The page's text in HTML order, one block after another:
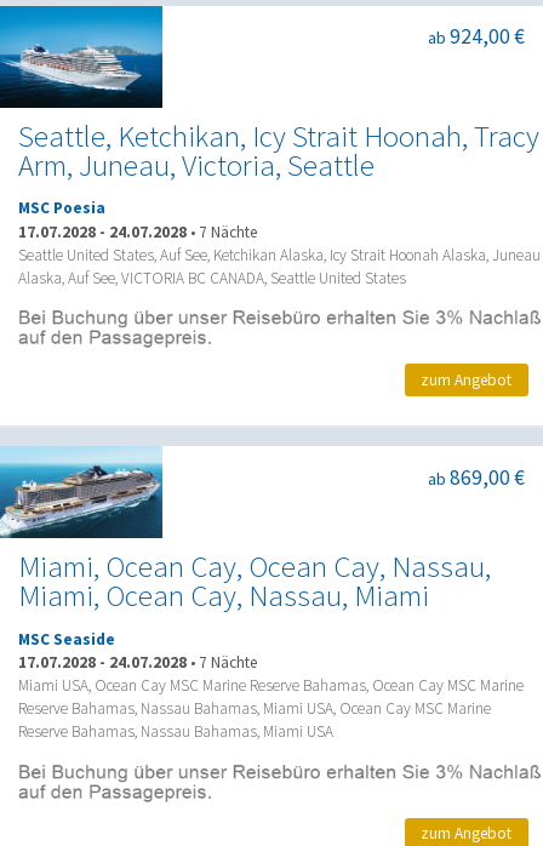
Seattle, Ketchikan, Icy Strait Hoonah, Tracy
Arm, Juneau, Victoria, Seattle
ab 924,00 €
MSC Poesia
17.07.2028 - 24.07.2028 • 7 Nächte
Seattle United States, Auf See, Ketchikan Alaska, Icy Strait Hoonah Alaska, Juneau
Alaska, Auf See, VICTORIA BC CANADA, Seattle United States
zum Angebot
Miami, Ocean Cay, Ocean Cay, Nassau,
Miami, Ocean Cay, Nassau, Miami
ab 869,00 €
MSC Seaside
17.07.2028 - 24.07.2028 • 7 Nächte
Miami USA, Ocean Cay MSC Marine Reserve Bahamas, Ocean Cay MSC Marine
Reserve Bahamas, Nassau Bahamas, Miami USA, Ocean Cay MSC Marine
Reserve Bahamas, Nassau Bahamas, Miami USA
zum Angebot